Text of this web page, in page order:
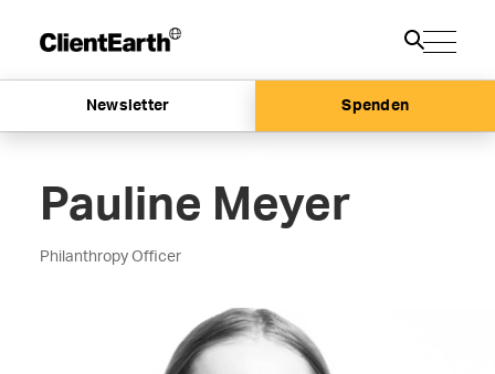
Newsletter Spenden
Pauline Meyer
Philanthropy Officer